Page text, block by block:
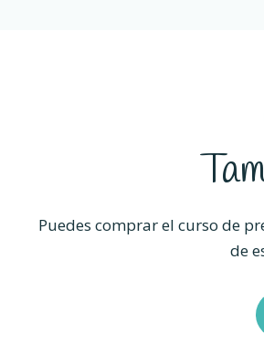
Puedes comprar el curso de
de